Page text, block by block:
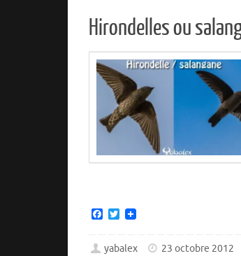
Hirondelles ou
F
e
T
t
yabalex 23 octobre 2012